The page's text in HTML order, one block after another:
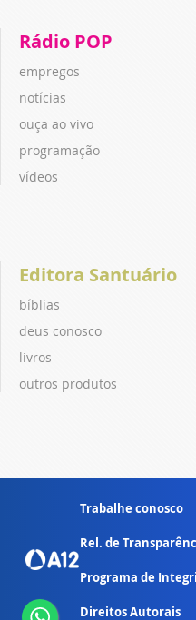
Rádio POP
empregos
notícias
ouça ao vivo
programação
vídeos
Editora Santuário
bíblias
deus conosco
livros
outros produtos
Trabalhe conosco
Rel. de
Programa de
Direitos Autorais